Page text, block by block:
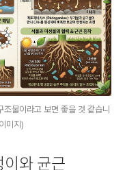
물이라고 보면 좋을 것 같습니
미지)
와 균근